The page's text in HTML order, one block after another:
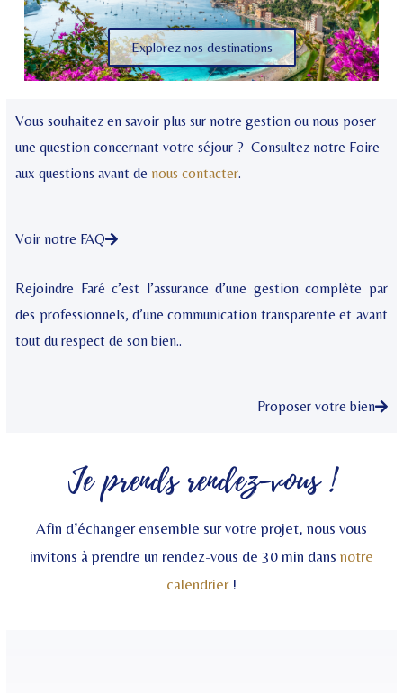
Explorez nos destinations
Vous souhaitez en savoir plus sur notre gestion ou nous poser
une question concernant votre séjour ? Consultez notre Foire
aux questions avant de nous contacter.
Voir notre FAQ
Rejoindre Faré c’est l’assurance d’une gestion complète par
des professionnels, d’une communication transparente et avant
tout du respect de son bien..
Proposer votre bien
Je prends rendez-vous !
Afin d’échanger ensemble sur votre projet, nous vous
invitons à prendre un rendez-vous de 30 min dans notre
calendrier!